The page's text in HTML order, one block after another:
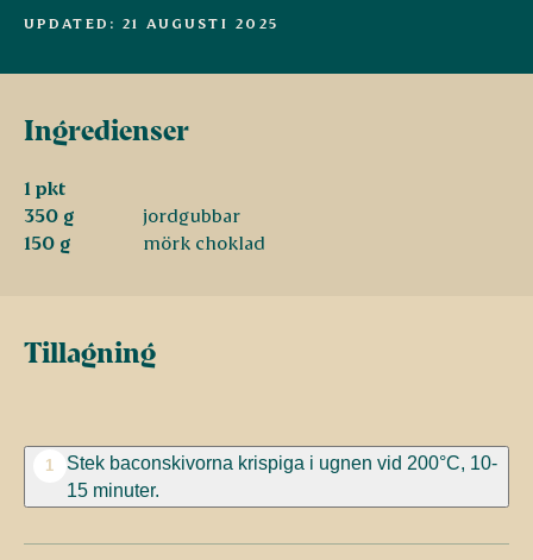
UPDATED: 21 AUGUSTI 2025
Ingredienser
1 pkt
350 g
jordgubbar
150 g
mörk choklad
Tillagning
1
Stek baconskivorna krispiga i ugnen vid 200°C, 10-
15 minuter.